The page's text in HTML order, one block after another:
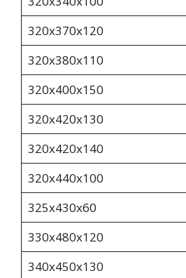
320х370х120
320х380х110
320x400x150
320x420x130
320х420х140
320х440х100
325x430x60
330х480х120
340х450х130